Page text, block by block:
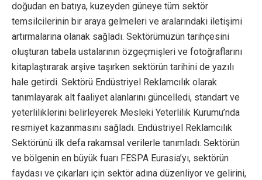
doğudan en batıya, kuzeyden güneye tüm sektör
temsilcilerinin bir araya gelmeleri ve aralarındaki iletişimi
artırmalarına olanak sağladı. Sektörümüzün tarihçesini
oluşturan tabela ustalarının özgeçmişleri ve fotoğraflarını
kitaplaştırarak arşive taşırken sektörün tarihini de yazılı
hale getirdi. Sektörü Endüstriyel Reklamcılık olarak
tanımlayarak alt faaliyet alanlarını güncelledi, standart ve
yeterliliklerini belirleyerek Mesleki Yeterlilik Kurumu’nda
resmiyet kazanmasını sağladı. Endüstriyel Reklamcılık
Sektörünü ilk defa rakamsal verilerle tanımladı. Sektörün
ve bölgenin en büyük fuarı FESPA Eurasia’yı, sektörün
faydası ve çıkarları için sektör adına düzenliyor ve gelirini,